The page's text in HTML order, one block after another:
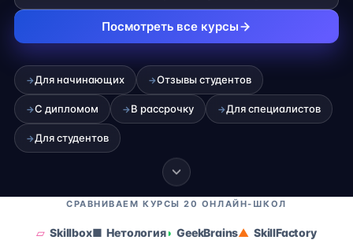
Посмотреть все курсы
→Для начинающих →Отзывы студентов
→С дипломом →В рассрочку →Для специалистов
→Для студентов
СРАВНИВАЕМ КУРСЫ 20 ОНЛАЙН-ШКОЛ
Skillbox Нетология GeekBrains
SkillFactory